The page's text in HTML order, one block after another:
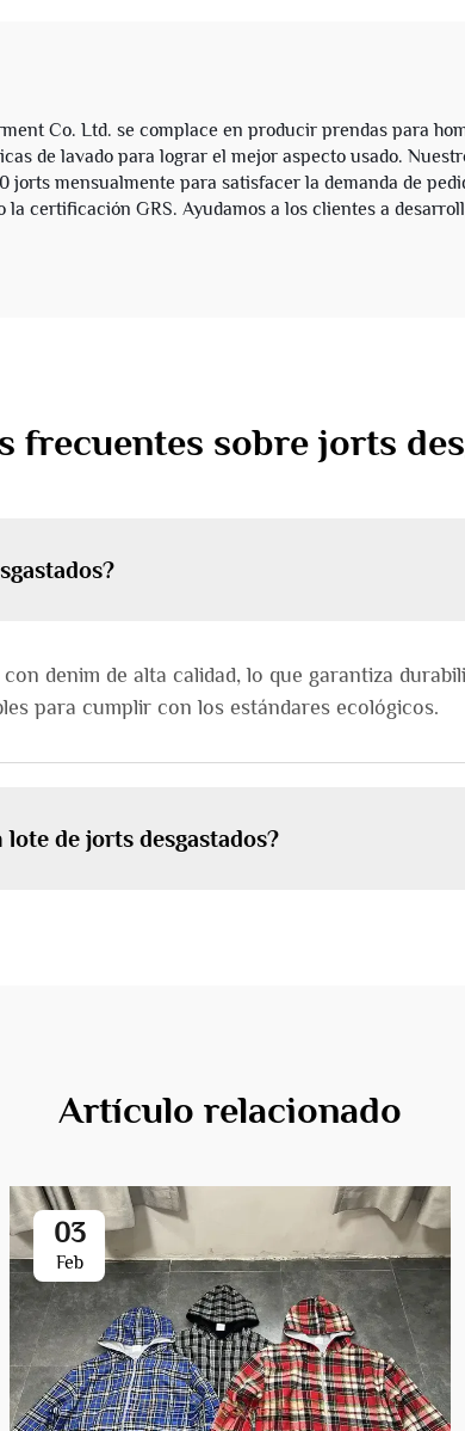
Co. Ltd. se complace en producir prendas para
de lavado para lograr el mejor aspecto usado.
jorts mensualmente para satisfacer la demanda de
certificación GRS. Ayudamos a los clientes a
frecuentes sobre jorts
denim de alta calidad, lo que garantiza
para cumplir con los estándares ecológicos.
de jorts desgastados?
Artículo relacionado
03
Feb